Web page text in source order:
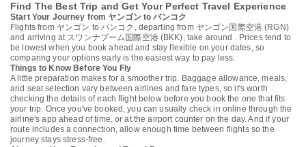
Find The Best Trip and Get Your Perfect Travel Experience
Start Your Journey from ヤンゴン to バンコク
Flights from ヤンゴン to バンコク, departing from ヤンゴン国際空港 (RGN)
and arriving at スワンナプーム国際空港 (BKK), take around . Prices tend to
be lowest when you book ahead and stay flexible on your dates, so
comparing your options early is the easiest way to pay less.
Things to Know Before You Fly
A little preparation makes for a smoother trip. Baggage allowance, meals,
and seat selection vary between airlines and fare types, so it's worth
checking the details of each flight below before you book the one that fits
your trip. Once you've booked, you can usually check in online through the
airline's app ahead of time, or at the airport counter on the day. And if your
route includes a connection, allow enough time between flights so the
journey stays stress-free.